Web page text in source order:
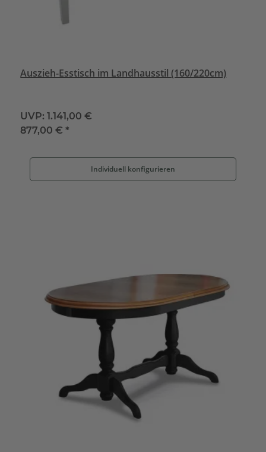
Auszieh-Esstisch im Landhausstil (160/220cm)
UVP: 1.141,00 €
877,00 €*
Individuell konfigurieren